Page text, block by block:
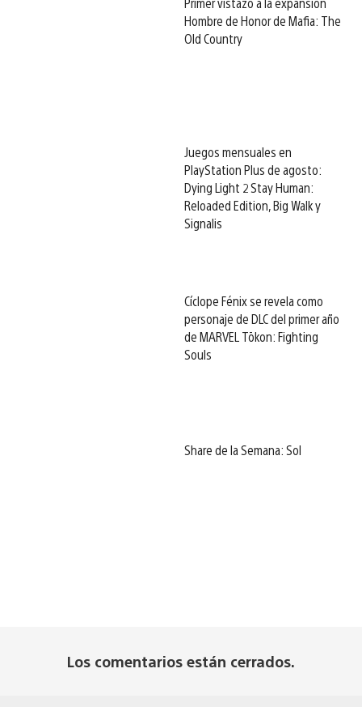
Hombre de Honor de Mafia: The
Old Country
Juegos mensuales en
PlayStation Plus de agosto:
Dying Light 2 Stay Human:
Reloaded Edition, Big Walk y
Signalis
Cíclope Fénix se revela como
personaje de DLC del primer año
de MARVEL Tōkon: Fighting
Souls
Share de la Semana: Sol
Los comentarios están cerrados.